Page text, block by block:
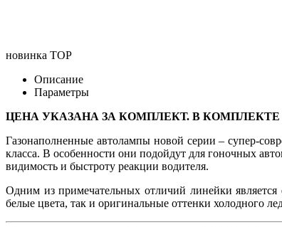
новинка TOP
Описание
Параметры
ЦЕНА УКАЗАНА ЗА КОМПЛЕКТ. В
Газонаполненные автолампы новой серии – супер-
класса. В особенности они подойдут для гоночных
видимость и быстроту реакции водителя.
Одним из примечательных отличий линейки
белые цвета, так и оригинальные оттенки холодного